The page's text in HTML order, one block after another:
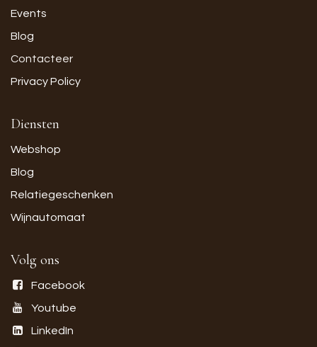
Events
Blog
Contacteer
Privacy Policy
Diensten
Webshop
Blog
Relatiegeschenken
Wijnautomaat
Volg ons
Facebook
Youtube
LinkedIn